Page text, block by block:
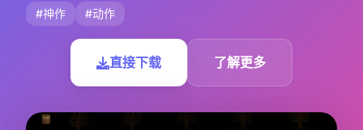
#神作 #动作
直接下载 了解更多